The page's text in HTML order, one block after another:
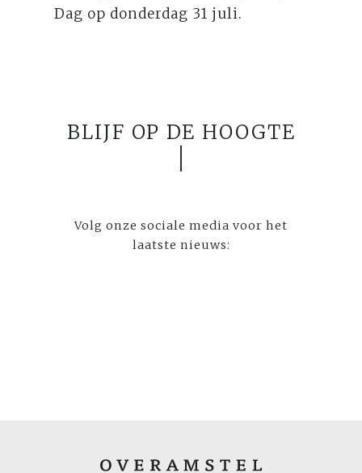
Dag op donderdag 31 juli.
BLIJF OP DE HOOGTE
Volg onze sociale media voor het
laatste nieuws: